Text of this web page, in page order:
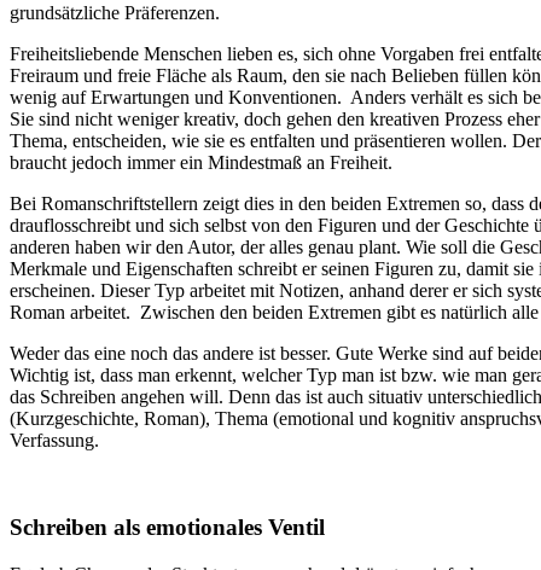
grundsätzliche Präferenzen.
Freiheitsliebende Menschen lieben es, sich ohne Vorgaben frei
Freiraum und freie Fläche als Raum, den sie nach Belieben füllen
wenig auf Erwartungen und Konventionen. Anders verhält es sich
Sie sind nicht weniger kreativ, doch gehen den kreativen Prozess
Thema, entscheiden, wie sie es entfalten und präsentieren wollen.
braucht jedoch immer ein Mindestmaß an Freiheit.
Bei Romanschriftstellern zeigt dies in den beiden Extremen so, dass
drauflosschreibt und sich selbst von den Figuren und der Geschichte
anderen haben wir den Autor, der alles genau plant. Wie soll die
Merkmale und Eigenschaften schreibt er seinen Figuren zu, damit
erscheinen. Dieser Typ arbeitet mit Notizen, anhand derer er sich
Roman arbeitet. Zwischen den beiden Extremen gibt es natürlich
Weder das eine noch das andere ist besser. Gute Werke sind auf
Wichtig ist, dass man erkennt, welcher Typ man ist bzw. wie man
das Schreiben angehen will. Denn das ist auch situativ
(Kurzgeschichte, Roman), Thema (emotional und kognitiv
Verfassung.
Schreiben als emotionales Ventil